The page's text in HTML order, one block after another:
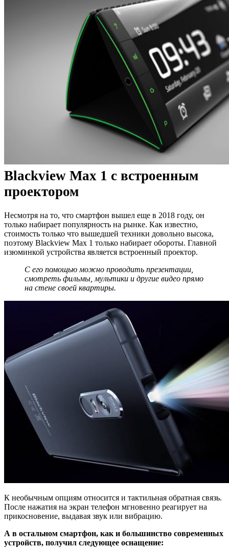
Blackview Max 1 с встроенным
проектором
Несмотря на то, что смартфон вышел еще в 2018 году, он
только набирает популярность на рынке. Как известно,
стоимость только что вышедшей техники довольно высока,
поэтому Blackview Max 1 только набирает обороты. Главной
изюминкой устройства является встроенный проектор.
С его помощью можно проводить презентации,
смотреть фильмы, мультики и другие видео прямо
на стене своей квартиры.
К необычным опциям относится и тактильная обратная связь.
После нажатия на экран телефон мгновенно реагирует на
прикосновение, выдавая звук или вибрацию.
А в остальном смартфон, как и большинство современных
устройств, получил следующее оснащение: